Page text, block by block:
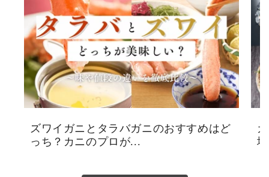
ズワイガニとタラバガニのおすすめはど
っち？カニのプロが...